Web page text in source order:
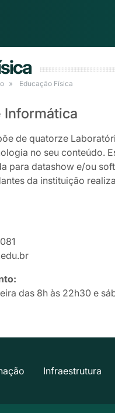
Educação Física
Informática
de quatorze
no seu conteúdo.
para datashow e/ou
da instituição
das 8h às 22h30 e
Infraestrutura